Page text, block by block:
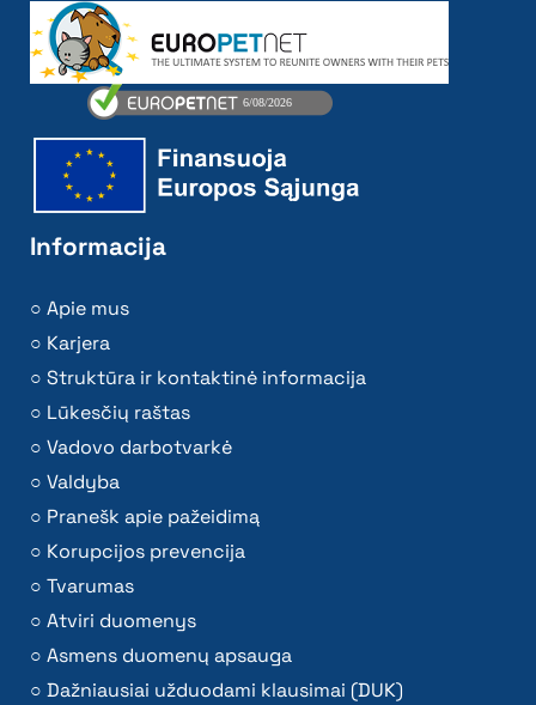
Informacija
Apie mus
Karjera
Struktūra ir kontaktinė informacija
Lūkesčių raštas
Vadovo darbotvarkė
Valdyba
Pranešk apie pažeidimą
Korupcijos prevencija
Tvarumas
Atviri duomenys
Asmens duomenų apsauga
Dažniausiai užduodami klausimai (DUK)